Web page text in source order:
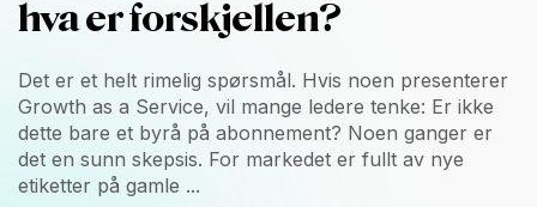
hva er forskjellen?
Det er et helt rimelig spørsmål. Hvis noen presenterer
Growth as a Service, vil mange ledere tenke: Er ikke
dette bare et byrå på abonnement? Noen ganger er
det en sunn skepsis. For markedet er fullt av nye
etiketter på gamle ...